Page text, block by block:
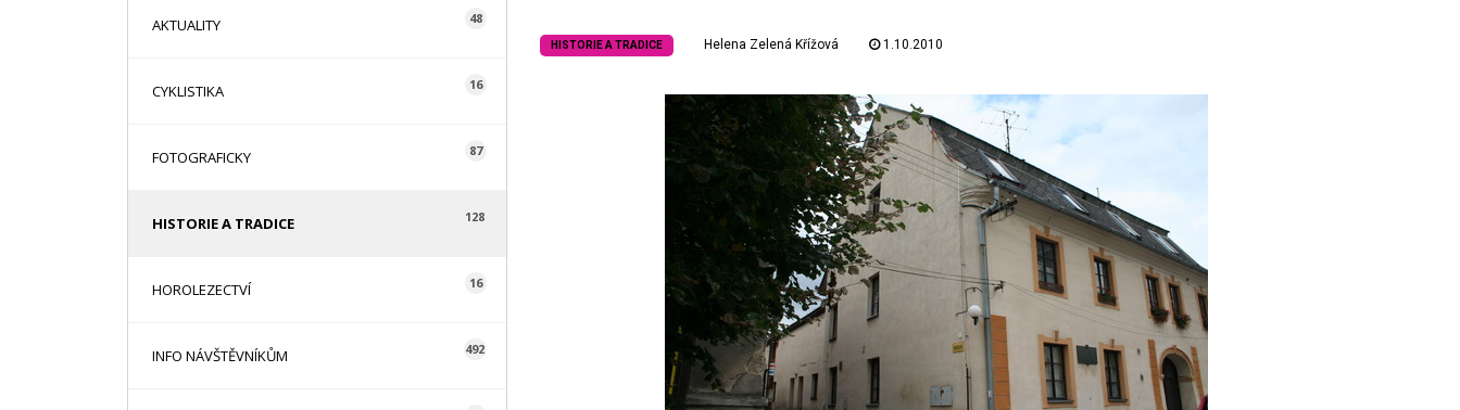
AKTUALITY 48
CYKLISTIKA 16
FOTOGRAFICKY 87
HISTORIE A TRADICE 128
HOROLEZECTVÍ 16
INFO NÁVŠTĚVNÍKŮM 492
HISTORIE A TRADICE Helena Zelená Křížová 1.10.2010